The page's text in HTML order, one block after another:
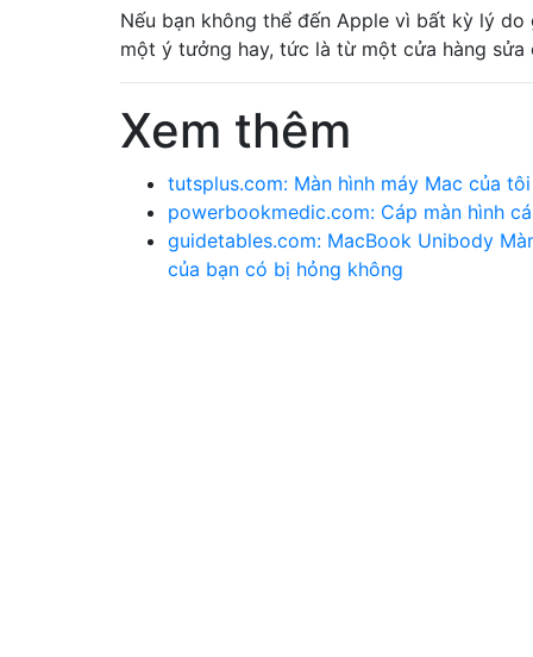
Nếu bạn không thể đến Apple vì bất kỳ lý
một ý tưởng hay, tức là từ một cửa hàng sửa
Xem thêm
tutsplus.com: Màn hình máy Mac của
powerbookmedic.com: Cáp màn hình
guidetables.com: MacBook Unibody
của bạn có bị hỏng không